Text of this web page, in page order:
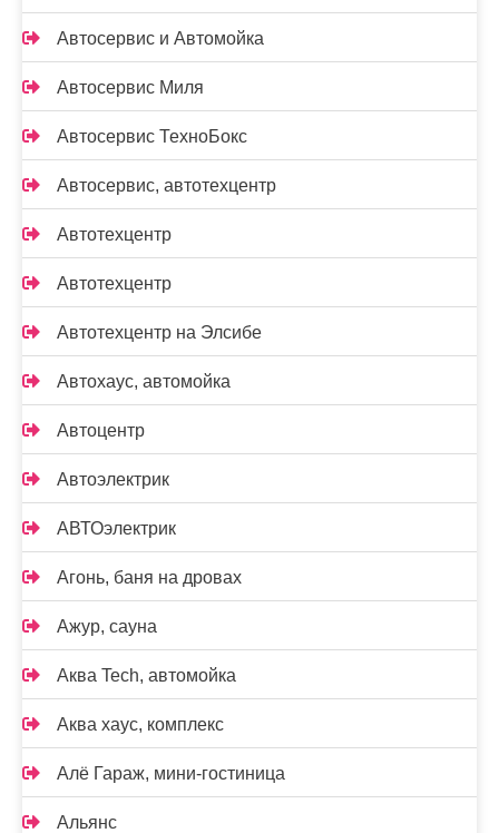
Автосервис и Автомойка
Автосервис Миля
Автосервис ТехноБокс
Автосервис, автотехцентр
Автотехцентр
Автотехцентр
Автотехцентр на Элсибе
Автохаус, автомойка
Автоцентр
Автоэлектрик
АВТОэлектрик
Агонь, баня на дровах
Ажур, сауна
Аква Tech, автомойка
Аква хаус, комплекс
Алё Гараж, мини-гостиница
Альянс